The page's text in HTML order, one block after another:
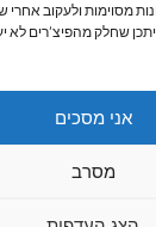
מסוימות ולעקוב
שחלק מהפיצ’רים לא
אני מסכים
מסרב